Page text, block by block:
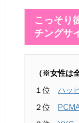
こっそり
チングサ
（※女性は
１位 ハッ
２位